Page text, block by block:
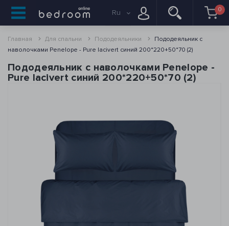
Ru 0
Главная Для спальни Пододеяльники
Пододеяльник с
наволочками Penelope - Pure lacivert синий 200*220+50*70 (2)
Пододеяльник с наволочками Penelope -
Pure lacivert синий 200*220+50*70 (2)